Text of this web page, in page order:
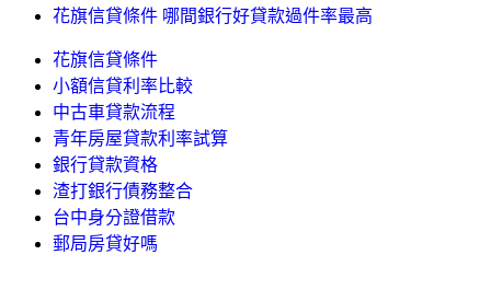
花旗信貸條件 哪間銀行好貸款過件率最高
花旗信貸條件
小額信貸利率比較
中古車貸款流程
青年房屋貸款利率試算
銀行貸款資格
渣打銀行債務整合
台中身分證借款
郵局房貸好嗎